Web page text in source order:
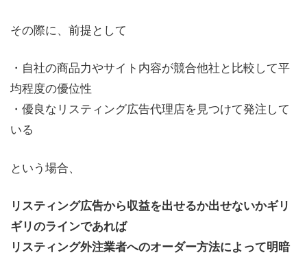
その際に、前提として
・自社の商品力やサイト内容が競合他社と比較して平
均程度の優位性
・優良なリスティング広告代理店を見つけて発注して
いる
という場合、
リスティング広告から収益を出せるか出せないかギリ
ギリのラインであれば
リスティング外注業者へのオーダー方法によって明暗